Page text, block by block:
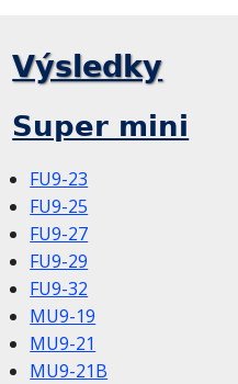
Výsledky
Super mini
FU9-23
FU9-25
FU9-27
FU9-29
FU9-32
MU9-19
MU9-21
MU9-21B